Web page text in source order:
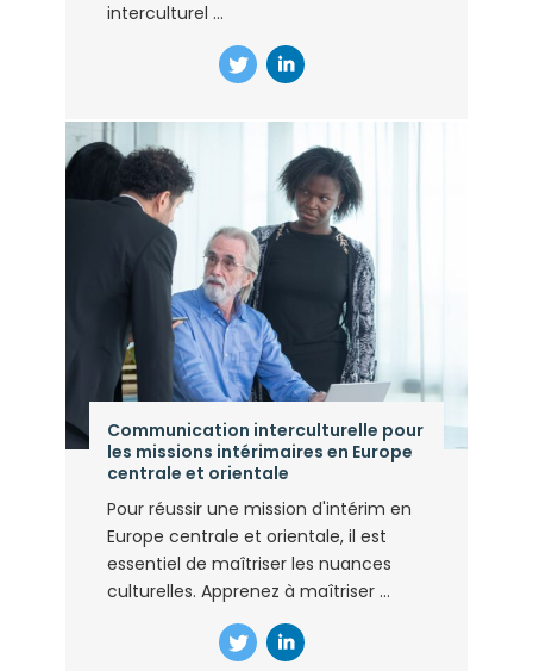
interculturel ...
Communication interculturelle pour
les missions intérimaires en Europe
centrale et orientale
Pour réussir une mission d'intérim en
Europe centrale et orientale, il est
essentiel de maîtriser les nuances
culturelles. Apprenez à maîtriser ...